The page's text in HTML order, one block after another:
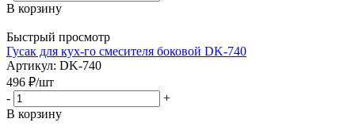
В корзину
Быстрый просмотр
Гусак для кух-го смесителя боковой DK-740
Артикул: DK-740
496 ₽/шт
-
+
В корзину